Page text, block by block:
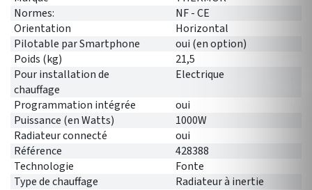
Normes:
NF - CE
Orientation
Horizontal
Pilotable par Smartphone
oui (en option)
Poids (kg)
21,5
Pour installation de
chauffage
Electrique
Programmation intégrée
oui
Puissance (en Watts)
1000W
Radiateur connecté
oui
Référence
428388
Technologie
Fonte
Type de chauffage
Radiateur à inertie